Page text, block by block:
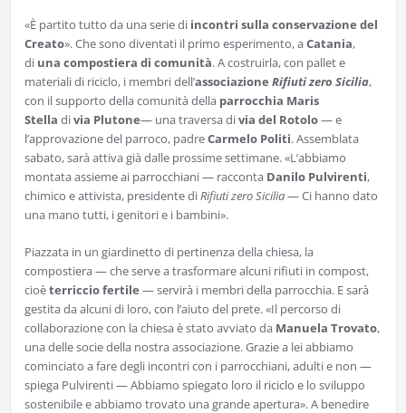
«È partito tutto da una serie di incontri sulla conservazione del
Creato». Che sono diventati il primo esperimento, aCatania,
di una compostiera di comunità. A costruirla, con pallet e
materiali di riciclo, i membri dell’associazione Rifiuti zero Sicilia,
con il supporto della comunità della parrocchia Maris
Stella divia Plutone— una traversa divia del Rotolo— e
l’approvazione del parroco, padreCarmelo Politi. Assemblata
sabato, sarà attiva già dalle prossime settimane. «L’abbiamo
montata assieme ai parrocchiani — racconta Danilo Pulvirenti,
chimico e attivista, presidente diRifiuti zero Sicilia— Ci hanno dato
una mano tutti, i genitori e i bambini».
Piazzata in un giardinetto di pertinenza della chiesa, la
compostiera — che serve a trasformare alcuni rifiuti in compost,
cioèterriccio fertile — servirà i membri della parrocchia. E sarà
gestita da alcuni di loro, con l’aiuto del prete. «Il percorso di
collaborazione con la chiesa è stato avviato da Manuela Trovato,
una delle socie della nostra associazione. Grazie a lei abbiamo
cominciato a fare degli incontri con i parrocchiani, adulti e non —
spiega Pulvirenti — Abbiamo spiegato loro il riciclo e lo sviluppo
sostenibile e abbiamo trovato una grande apertura». A benedire